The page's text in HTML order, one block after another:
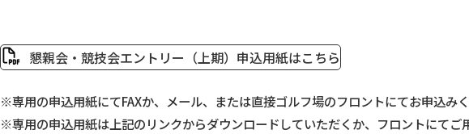
懇親会・競技会エントリー（上期）申込用紙はこちら
※専用の申込用紙にてFAXか、メール、または直接ゴルフ場のフロントにてお申込みく
※専用の申込用紙は上記のリンクからダウンロードしていただくか、フロントにてご